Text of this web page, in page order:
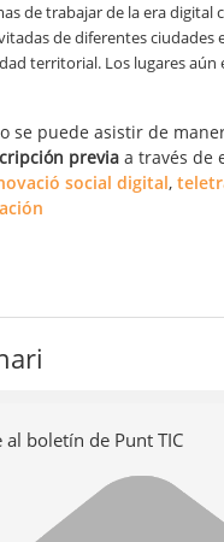
de trabajar de la era digital
de diferentes ciudades
territorial. Los lugares
se puede asistir de
previa a través de
social digital,
al boletín de Punt TIC